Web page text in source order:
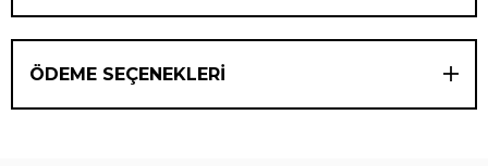
ÖDEME SEÇENEKLERI